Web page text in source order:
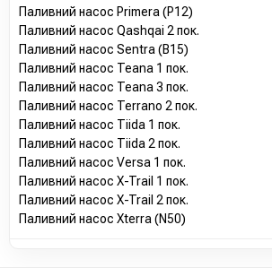
Паливний насос Primera (P12)
Паливний насос Qashqai 2 пок.
Паливний насос Sentra (B15)
Паливний насос Teana 1 пок.
Паливний насос Teana 3 пок.
Паливний насос Terrano 2 пок.
Паливний насос Tiida 1 пок.
Паливний насос Tiida 2 пок.
Паливний насос Versa 1 пок.
Паливний насос X-Trail 1 пок.
Паливний насос X-Trail 2 пок.
Паливний насос Xterra (N50)